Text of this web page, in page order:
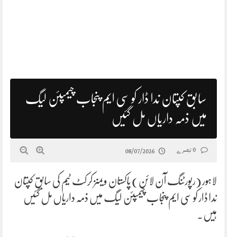
سابق کپتان ندا ڈار کو سی ایم پنجاب چیمپئن لیگ
میں ذمہ داریاں مل گئیں
08/07/2026
لاہور (رپورٹنگ آن لائن) پاکستان ویمنز کرکٹ ٹیم کی سابق کپتان
ندا ڈار کو سی ایم پنجاب چیمپئن لیگ میں ذمہ داریاں مل گئیں
ہیں۔